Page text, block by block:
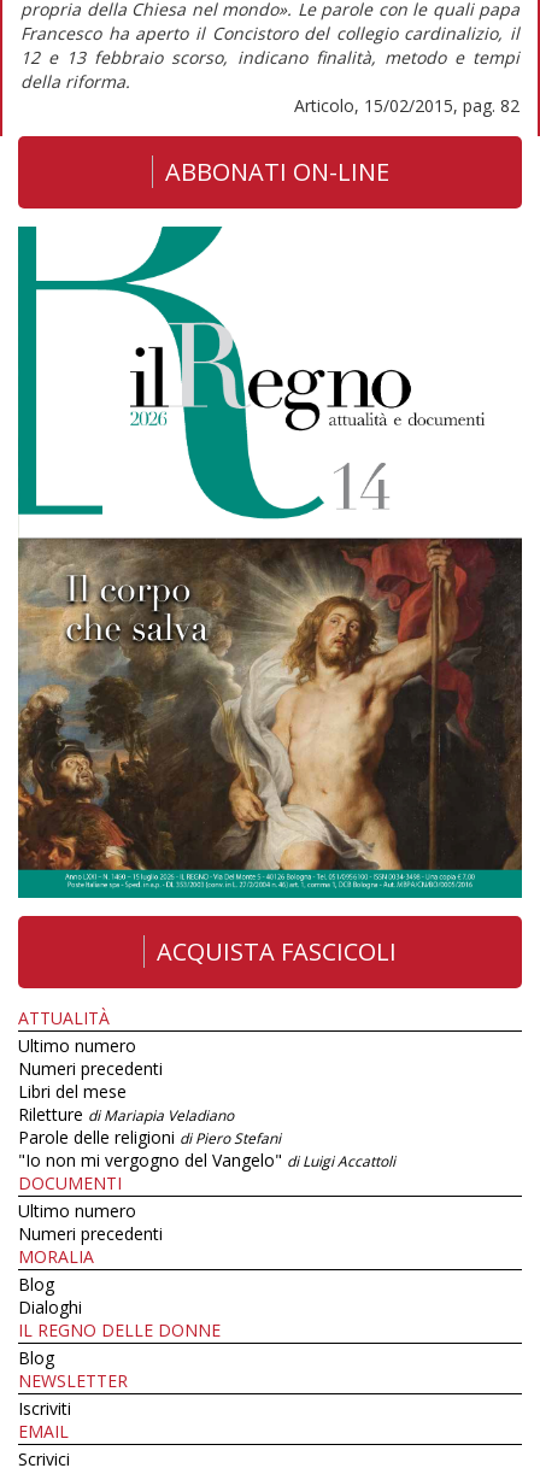
propria della Chiesa nel mondo». Le parole con le quali papa
Francesco ha aperto il Concistoro del collegio cardinalizio, il
12 e 13 febbraio scorso, indicano finalità, metodo e tempi
della riforma.
Articolo, 15/02/2015, pag. 82
ABBONATI ON-LINE
ACQUISTA FASCICOLI
ATTUALITÀ
Ultimo numero
Numeri precedenti
Libri del mese
Riletture di Mariapia Veladiano
Parole delle religioni di Piero Stefani
"Io non mi vergogno del Vangelo" di Luigi Accattoli
DOCUMENTI
Ultimo numero
Numeri precedenti
MORALIA
Blog
Dialoghi
IL REGNO DELLE DONNE
Blog
NEWSLETTER
Iscriviti
EMAIL
Scrivici